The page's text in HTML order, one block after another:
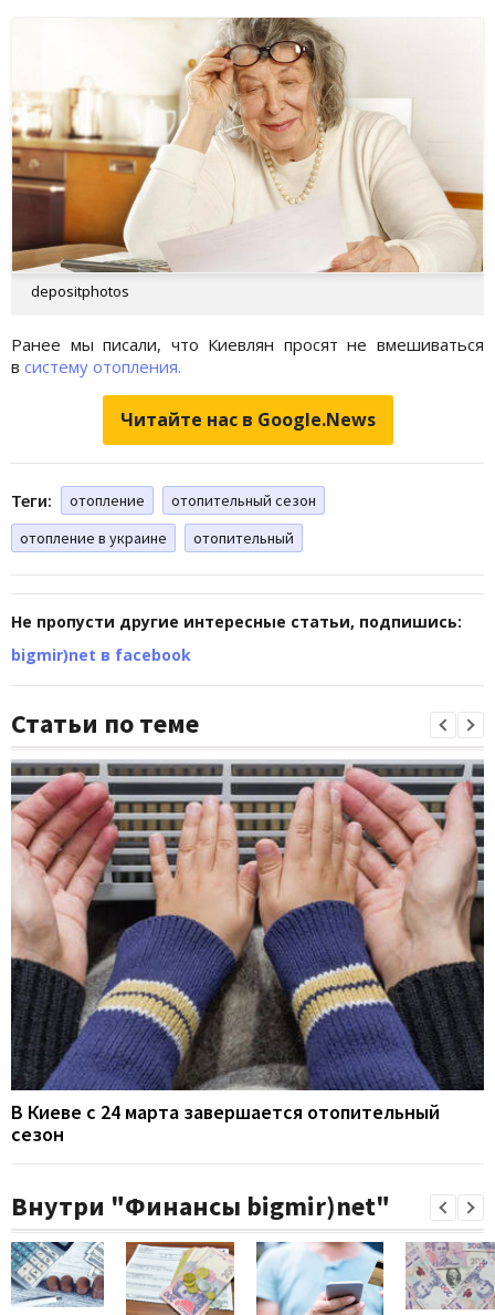
depositphotos
Ранее мы писали, что Киевлян просят не вмешиваться
в систему отопления.
Читайте нас в Google.News
Теги: отопление
отопительный сезон
отопление в украине
отопительный
Не пропусти другие интересные статьи, подпишись:
bigmir)net в facebook
Статьи по теме
В Киеве с 24 марта завершается отопительный
сезон
Внутри "Финансы bigmir)net"